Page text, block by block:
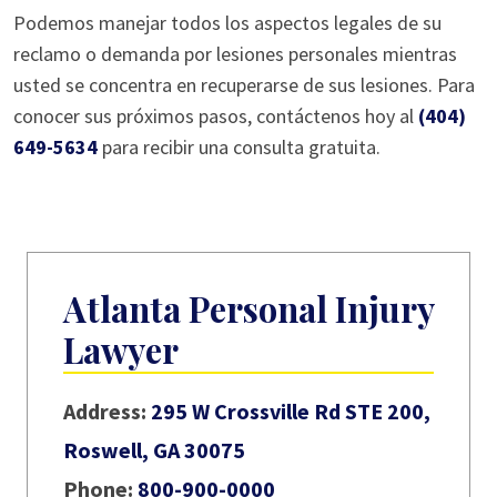
Podemos manejar todos los aspectos legales de su
reclamo o demanda por lesiones personales mientras
usted se concentra en recuperarse de sus lesiones. Para
conocer sus próximos pasos, contáctenos hoy al (404)
649-5634 para recibir una consulta gratuita.
Atlanta Personal Injury
Lawyer
Address: 295 W Crossville Rd STE 200,
Roswell, GA 30075
Phone: 800-900-0000